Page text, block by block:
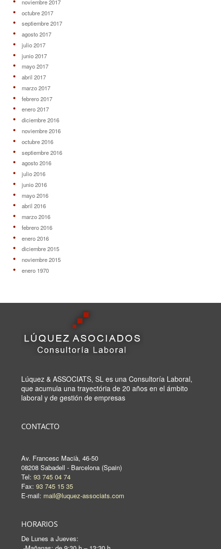
noviembre 2017
octubre 2017
septiembre 2017
agosto 2017
julio 2017
junio 2017
mayo 2017
abril 2017
marzo 2017
febrero 2017
enero 2017
diciembre 2016
noviembre 2016
octubre 2016
septiembre 2016
agosto 2016
julio 2016
junio 2016
mayo 2016
abril 2016
marzo 2016
febrero 2016
enero 2016
diciembre 2015
noviembre 2015
enero 1970
Lúquez & ASSOCIATS, SL es una Consultoría Laboral,
que acumula una trayectória de 20 años en el ámbito
laboral y de gestión de empresas
CONTACTO
Av. Francesc Macià, 46-50
08208 Sabadell - Barcelona (Spain)
Tel: 93 745 04 74
Fax: 93 745 15 35
E-mail: mail@luquez-associats.com
HORARIOS
De Lunes a Jueves: